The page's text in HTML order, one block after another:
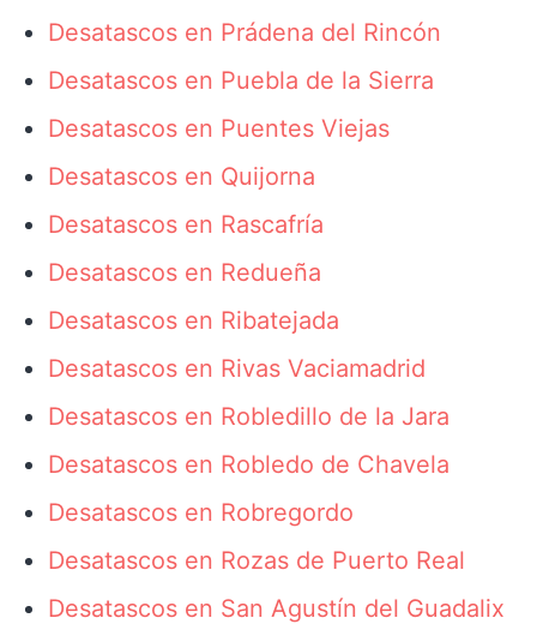
Desatascos en Prádena del Rincón
Desatascos en Puebla de la Sierra
Desatascos en Puentes Viejas
Desatascos en Quijorna
Desatascos en Rascafría
Desatascos en Redueña
Desatascos en Ribatejada
Desatascos en Rivas Vaciamadrid
Desatascos en Robledillo de la Jara
Desatascos en Robledo de Chavela
Desatascos en Robregordo
Desatascos en Rozas de Puerto Real
Desatascos en San Agustín del Guadalix